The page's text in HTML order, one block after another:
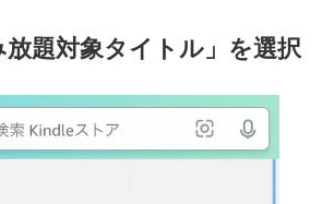
放題対象タイトル」を選択